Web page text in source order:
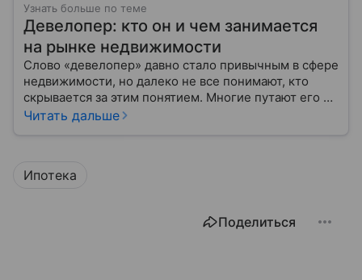
Узнать больше по теме
Девелопер: кто он и чем занимается
на рынке недвижимости
Слово «девелопер» давно стало привычным в сфере
недвижимости, но далеко не все понимают, кто
скрывается за этим понятием. Многие путают его с
застройщиком, думая, что это одно и то же. На
Читать дальше
Ипотека
Поделиться